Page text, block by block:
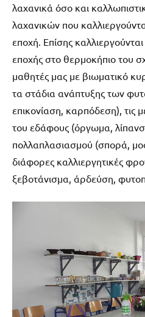
λαχανικά όσο και
λαχανικών που
εποχή. Επίσης
εποχής στο θερμοκήπιο του
μαθητές μας με βιωματικό
τα στάδια ανάπτυξης των
επικονίαση, καρπόδεση), τις
του εδάφους (όργωμα,
πολλαπλασιασμού (σπορά,
διάφορες καλλιεργητικές
ξεβοτάνισμα, άρδεύση,